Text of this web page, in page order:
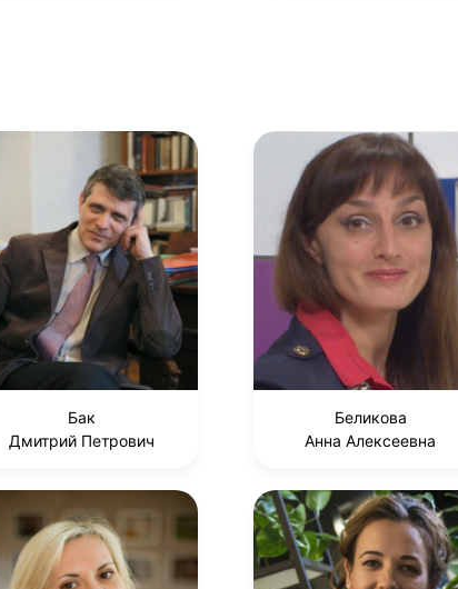
Бак
Дмитрий Петрович
Беликова
Анна Алексеевна